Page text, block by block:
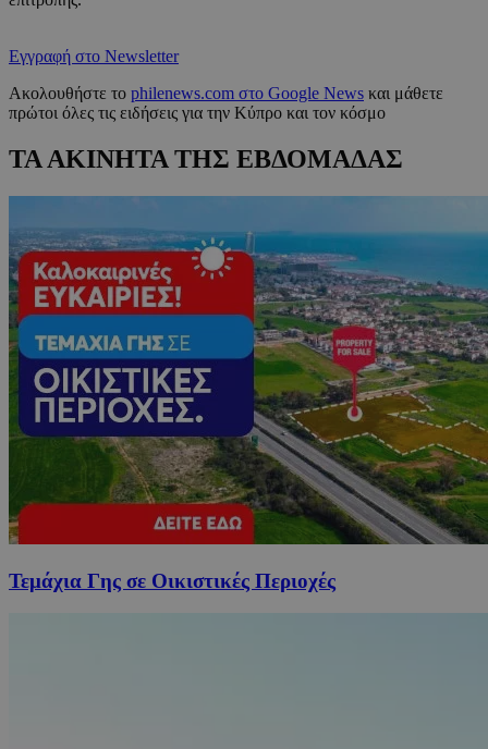
Εγγραφή στο Newsletter
Ακολουθήστε το philenews.com στο Google News και μάθετε
πρώτοι όλες τις ειδήσεις για την Κύπρο και τον κόσμο
ΤΑ ΑΚΙΝΗΤΑ ΤΗΣ ΕΒΔΟΜΑΔΑΣ
Τεμάχια Γης σε Οικιστικές Περιοχές